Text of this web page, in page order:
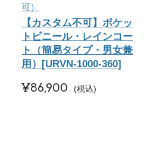
可）
【カスタム不可】ポケッ
トビニール・レインコー
ト（簡易タイプ・男女兼
用）[URVN-1000-360]
¥86,900 税込